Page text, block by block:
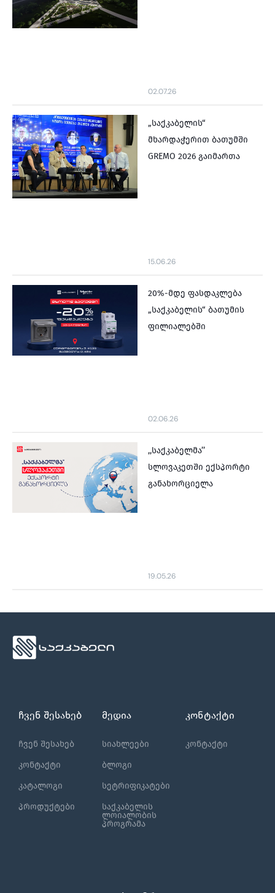
02.07.26
„საქკაბელის“
მხარდაჭერით ბათუმში
GREMO 2026 გაიმართა
15.06.26
20%-მდე ფასდაკლება
„საქკაბელის“ ბათუმის
ფილიალებში
02.06.26
,,საქკაბელმა’’
სლოვაკეთში ექსპორტი
განახორციელა
19.05.26
ჩვენ შესახებ
ჩვენ შესახებ
კონტაქტი
კატალოგი
პროდუქტები
მედია
სიახლეები
ბლოგი
სეტრიფიკატები
საქკაბელის
ლოიალობის
პროგრამა
კონტაქტი
კონტაქტი